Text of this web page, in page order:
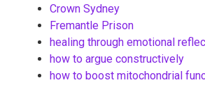
Crown Sydney
Fremantle Prison
healing through emotional
how to argue constructively
how to boost mitochondrial